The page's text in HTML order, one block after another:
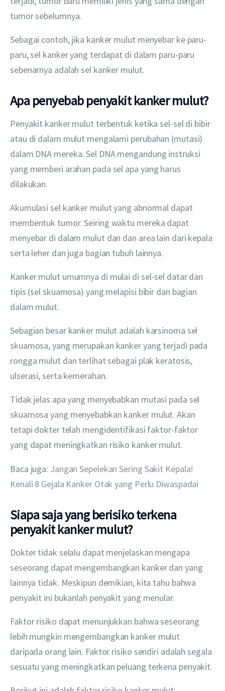
tumor sebelumnya.
Sebagai contoh, jika kanker mulut menyebar ke paru-
paru, sel kanker yang terdapat di dalam paru-paru
sebenarnya adalah sel kanker mulut.
Apa penyebab penyakit kanker mulut?
Penyakit kanker mulut terbentuk ketika sel-sel di bibir
atau di dalam mulut mengalami perubahan (mutasi)
dalam DNA mereka. Sel DNA mengandung instruksi
yang memberi arahan pada sel apa yang harus
dilakukan.
Akumulasi sel kanker mulut yang abnormal dapat
membentuk tumor. Seiring waktu mereka dapat
menyebar di dalam mulut dan dan area lain dari kepala
serta leher dan juga bagian tubuh lainnya.
Kanker mulut umumnya di mulai di sel-sel datar dan
tipis (sel skuamosa) yang melapisi bibir dan bagian
dalam mulut.
Sebagian besar kanker mulut adalah karsinoma sel
skuamosa, yang merupakan kanker yang terjadi pada
rongga mulut dan terlihat sebagai plak keratosis,
ulserasi, serta kemerahan.
Tidak jelas apa yang menyebabkan mutasi pada sel
skuamosa yang menyebabkan kanker mulut. Akan
tetapi dokter telah mengidentifikasi faktor-faktor
yang dapat meningkatkan risiko kanker mulut.
Baca juga: Jangan Sepelekan Sering Sakit Kepala!
Kenali 8 Gejala Kanker Otak yang Perlu Diwaspadai
Siapa saja yang berisiko terkena
penyakit kanker mulut?
Dokter tidak selalu dapat menjelaskan mengapa
seseorang dapat mengembangkan kanker dan yang
lainnya tidak. Meskipun demikian, kita tahu bahwa
penyakit ini bukanlah penyakit yang menular.
Faktor risiko dapat menunjukkan bahwa seseorang
lebih mungkin mengembangkan kanker mulut
daripada orang lain. Faktor risiko sendiri adalah segala
sesuatu yang meningkatkan peluang terkena penyakit.